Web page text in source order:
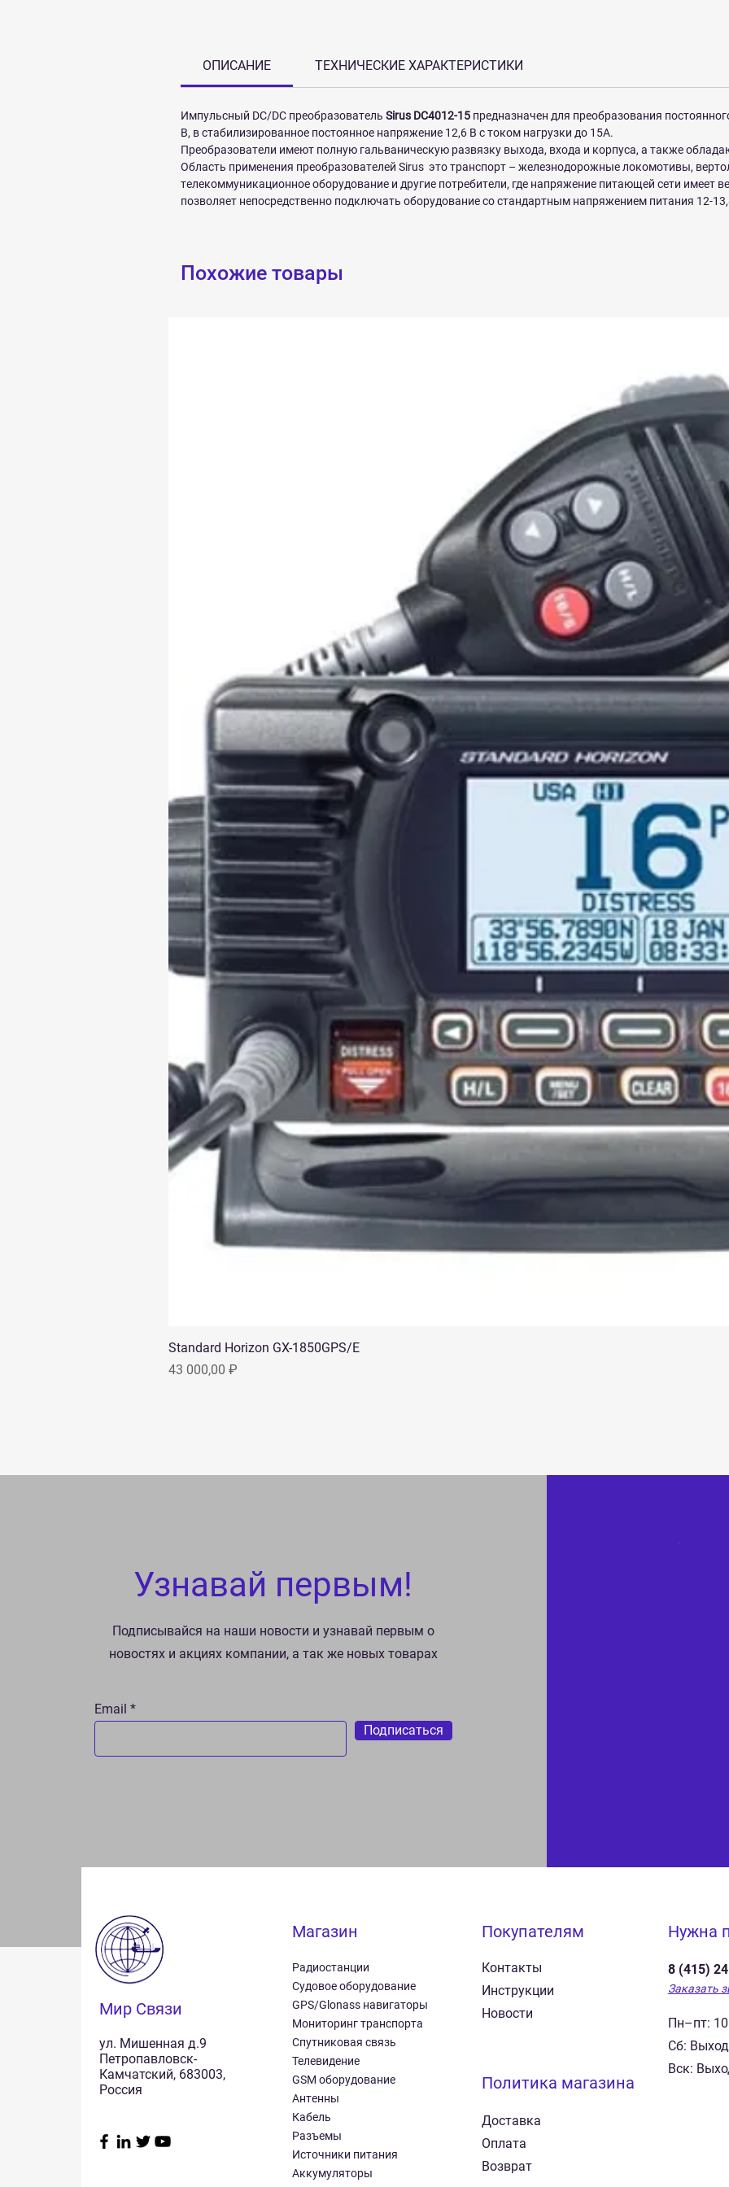
ОПИСАНИЕ ТЕХНИЧЕСКИЕ ХАРАКТЕРИСТИКИ
Импульсный DC/DC преобразователь Sirus DC4012-15​​ предназначен для преобразования
В, в стабилизированное постоянное напряжение 12,6 В с током нагрузки до 15А.
Преобразователи имеют полную гальваническую развязку выхода, входа и корпуса, а также
Область применения преобразователей Sirus это транспорт – железнодорожные локомотивы,
телекоммуникационное оборудование и другие потребители, где напряжение питающей сети имеет
позволяет непосредственно подключать оборудование со стандартным напряжением питания 12-
Похожие товары
Standard Horizon GX-1850GPS/E
Цена
43 000,00 ₽
Узнавай первым!
Подписывайся на наши новости и узнавай первым о
новостях и акциях компании, а так же новых товарах
Email
Подписаться
Мир Связи
ул. Мишенная д.9
Петропавловск-
Камчатский, 683003,
Россия
Магазин
Радиостанции
Судовое оборудование
GPS/Glonass навигаторы
Мониторинг транспорта
Спутниковая связь
Телевидение
GSM оборудование
Антенны
Кабель
Разъемы
Источники питания
Аккумуляторы
Покупателям
Контакты
Инструкции
Новости
Политика магазина
Доставка
Оплата
Возврат
Нужна
8 (415)
Заказать
Пн–пт:
Сб:
Вск: